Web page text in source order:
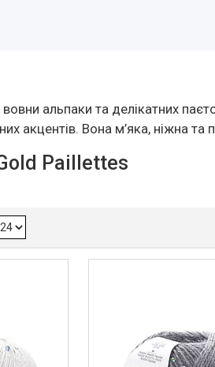
альпаки та делікатних
акцентів. Вона м’яка, ніжна та
Paillettes